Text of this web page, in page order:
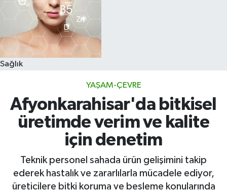
Sağlık
YAŞAM-ÇEVRE
Afyonkarahisar'da bitkisel
üretimde verim ve kalite
için denetim
Teknik personel sahada ürün gelişimini takip
ederek hastalık ve zararlılarla mücadele ediyor,
üreticilere bitki koruma ve besleme konularında